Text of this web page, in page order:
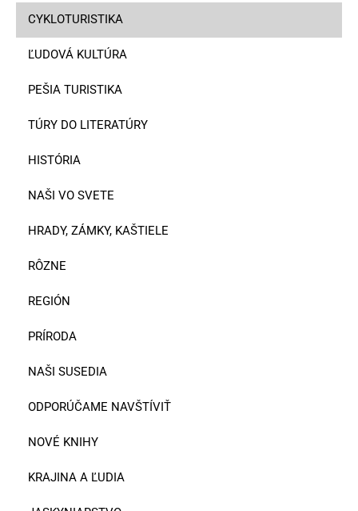
CYKLOTURISTIKA
ĽUDOVÁ KULTÚRA
PEŠIA TURISTIKA
TÚRY DO LITERATÚRY
HISTÓRIA
NAŠI VO SVETE
HRADY, ZÁMKY, KAŠTIELE
RÔZNE
REGIÓN
PRÍRODA
NAŠI SUSEDIA
ODPORÚČAME NAVŠTÍVIŤ
NOVÉ KNIHY
KRAJINA A ĽUDIA